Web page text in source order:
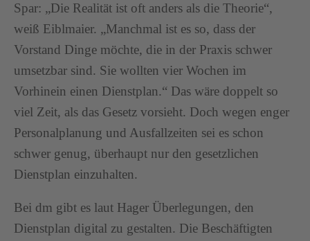
Spar: „Die Realität ist oft anders als die Theorie“,
weiß Eiblmaier. „Manchmal ist es so, dass der
Vorstand Dinge möchte, die in der Praxis schwer
umsetzbar sind. Sie wollten vier Wochen im
Vorhinein einen Dienstplan.“ Das wäre doppelt so
viel Zeit, als das Gesetz vorsieht. Doch wegen enger
Personalplanung und Ausfallzeiten sei es schon
schwer genug, überhaupt nur den gesetzlichen
Dienstplan einzuhalten.
Bei dm gibt es laut Hager Überlegungen, den
Dienstplan digital zu gestalten. Die Beschäftigten